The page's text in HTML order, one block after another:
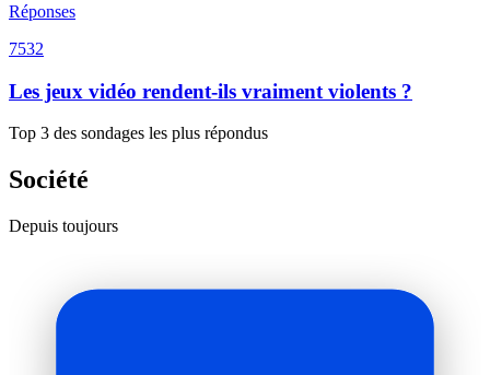
Réponses
7532
Les jeux vidéo rendent-ils vraiment violents ?
Top 3 des sondages les plus répondus
Société
Depuis toujours